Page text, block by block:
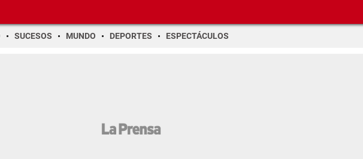
SUCESOS MUNDO DEPORTES ESPECTÁCULOS